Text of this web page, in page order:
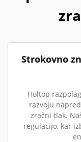
Strokovno
Holtop
razvoju
zračni tlak.
regulacijo, kar